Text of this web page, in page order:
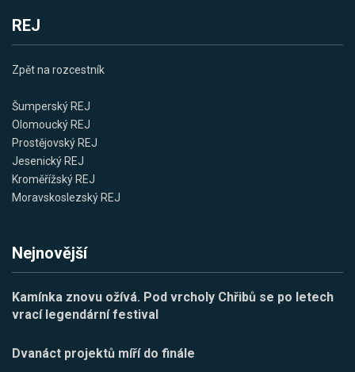
REJ
Zpět na rozcestník
Šumperský REJ
Olomoucký REJ
Prostějovský REJ
Jesenický REJ
Kroměřížský REJ
Moravskoslezský REJ
Nejnovější
Kamínka znovu ožívá. Pod vrcholy Chřibů se po letech
vrací legendární festival
Dvanáct projektů míří do finále